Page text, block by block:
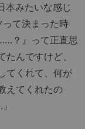
本みたいな感じ
て決まった時
？』って正直思
んですけど、
てくれて、何が
えてくれたの